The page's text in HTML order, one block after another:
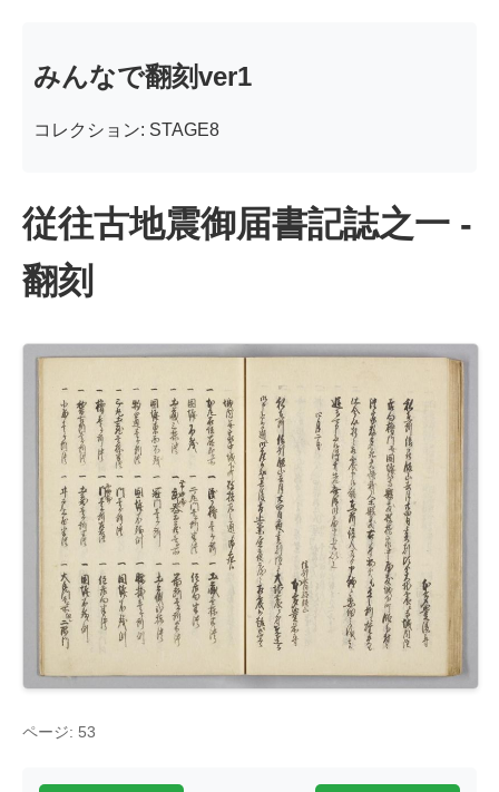
みんなで翻刻ver1
コレクション: STAGE8
従往古地震御届書記誌之一 -
翻刻
ページ: 53